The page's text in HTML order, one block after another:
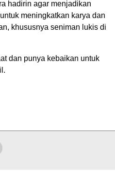
hadirin agar menjadikan
meningkatkan karya dan
khususnya seniman lukis di
dan punya kebaikan untuk